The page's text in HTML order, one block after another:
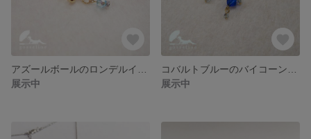
展示中
展示中